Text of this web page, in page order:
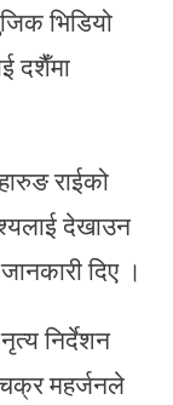
भिडियो
दशैँमा
राईको
देखाउन
दिए ।
निर्देशन
महर्जनले